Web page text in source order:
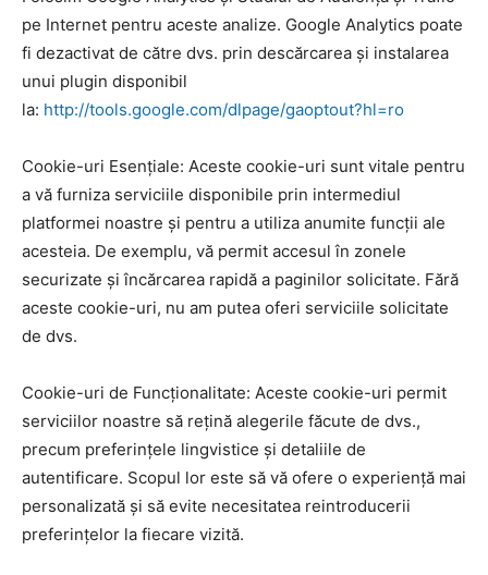
pe Internet pentru aceste analize. Google Analytics poate
fi dezactivat de către dvs. prin descărcarea și instalarea
unui plugin disponibil
la: http://tools.google.com/dlpage/gaoptout?hl=ro
Cookie-uri Esențiale: Aceste cookie-uri sunt vitale pentru
a vă furniza serviciile disponibile prin intermediul
platformei noastre și pentru a utiliza anumite funcții ale
acesteia. De exemplu, vă permit accesul în zonele
securizate și încărcarea rapidă a paginilor solicitate. Fără
aceste cookie-uri, nu am putea oferi serviciile solicitate
de dvs.
Cookie-uri de Funcționalitate: Aceste cookie-uri permit
serviciilor noastre să rețină alegerile făcute de dvs.,
precum preferințele lingvistice și detaliile de
autentificare. Scopul lor este să vă ofere o experiență mai
personalizată și să evite necesitatea reintroducerii
preferințelor la fiecare vizită.